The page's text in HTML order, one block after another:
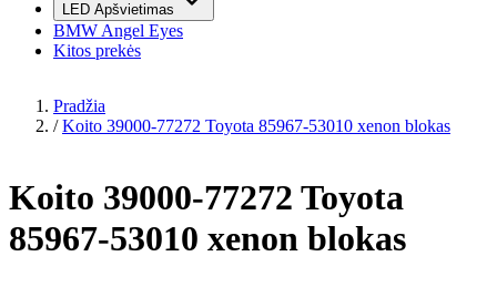
LED Apšvietimas
BMW Angel Eyes
Kitos prekės
Pradžia
/ Koito 39000-77272 Toyota 85967-53010 xenon blokas
Koito 39000-77272 Toyota
85967-53010 xenon blokas